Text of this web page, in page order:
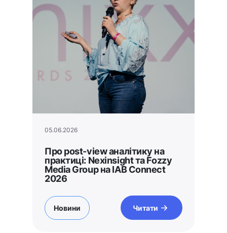
05.06.2026
Про post-view аналітику на
практиці: Nexinsight та Fozzy
Media Group на IAB Connect
2026
Новини Читати